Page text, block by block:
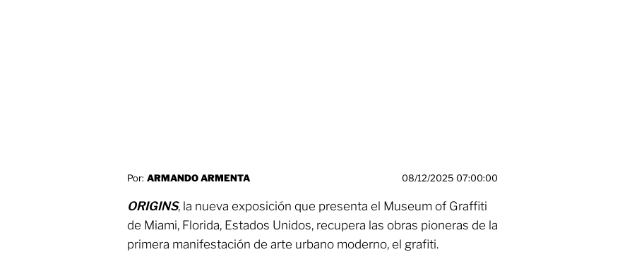
Por: ARMANDO ARMENTA 08/12/2025 07:00:00
ORIGINS, la nueva exposición que presenta el Museum of Graffiti
de Miami, Florida, Estados Unidos, recupera las obras pioneras de la
primera manifestación de arte urbano moderno, el grafiti.